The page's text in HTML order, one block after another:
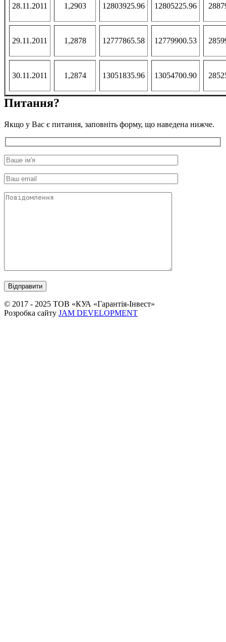
28.11.2011 1,2903 12803925.96 12805225.96
29.11.2011 1,2878 12777865.58 12779900.53
30.11.2011 1,2874 13051835.96 13054700.90
Питання?
Якщо у Вас є питання, заповніть форму, що наведена нижче.
© 2017 - 2025 ТОВ «КУА «Гарантія-Інвест»
Розробка сайту JAM DEVELOPMENT